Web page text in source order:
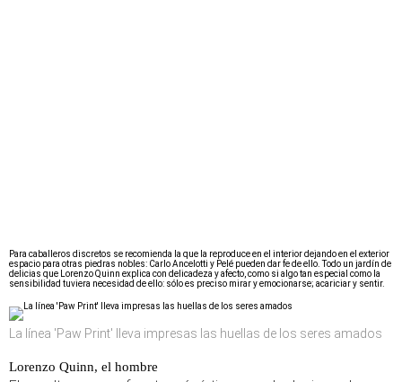
Para caballeros discretos se recomienda la que la reproduce en el interior dejando en el exterior
espacio para otras piedras nobles: Carlo Ancelotti y Pelé pueden dar fe de ello. Todo un jardín de
delicias que Lorenzo Quinn explica con delicadeza y afecto, como si algo tan especial como la
sensibilidad tuviera necesidad de ello: sólo es preciso mirar y emocionarse; acariciar y sentir.
La línea 'Paw Print' lleva impresas las huellas de los seres amados
Lorenzo Quinn, el hombre